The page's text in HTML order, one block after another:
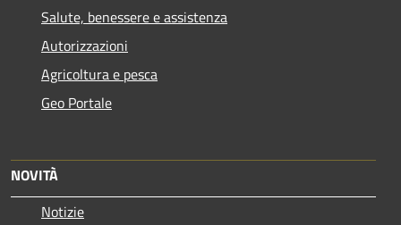
Salute, benessere e assistenza
Autorizzazioni
Agricoltura e pesca
Geo Portale
NOVITÀ
Notizie